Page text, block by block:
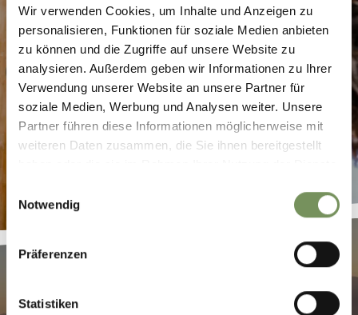
Wir verwenden Cookies, um Inhalte und Anzeigen zu
personalisieren, Funktionen für soziale Medien anbieten
zu können und die Zugriffe auf unsere Website zu
analysieren. Außerdem geben wir Informationen zu Ihrer
Verwendung unserer Website an unsere Partner für
soziale Medien, Werbung und Analysen weiter. Unsere
Partner führen diese Informationen möglicherweise mit
weiteren Daten zusammen, die Sie ihnen bereitgestellt
Notwendig
Präferenzen
Statistiken
FAQ